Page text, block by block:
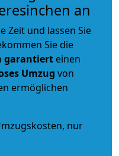
an
Zeit und lassen Sie
Sie die
garantiert einen
Umzug von
ermöglichen
nur